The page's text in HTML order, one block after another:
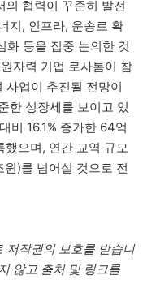
의 협력이 꾸준히 발전
지, 인프라, 운송로 확
화 등을 집중 논의한 것
자력 기업 로사톰이 참
사업이 추진될 전망이
한 성장세를 보이고 있
비 16.1% 증가한 64억
으며, 연간 교역 규모
)를 넘어설 것으로 전
저작권의 보호를 받습니
않고 출처 및 링크를